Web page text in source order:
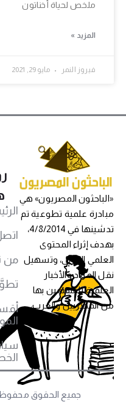
ملخص لحياة أخناتون
المزيد »
فيروز النمر مايو 29, 2021
«الباحثون المصريون» هي
مبادرة علمية تطوعية تم
تدشينها في 4/8/2014،
بهدف إثراء المحتوى
العلمي العربي، وتسهيل
نقل المواد والأخبار
العلمية للمهتمين بها
من المصريين والعرب،
من
جميع الحقوق محفوظة